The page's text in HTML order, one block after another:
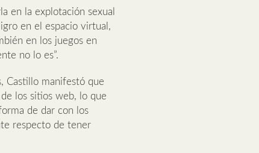
en la explotación sexual
en el espacio virtual,
en los juegos en
no lo es”.
Castillo manifestó que
los sitios web, lo que
de dar con los
respecto de tener